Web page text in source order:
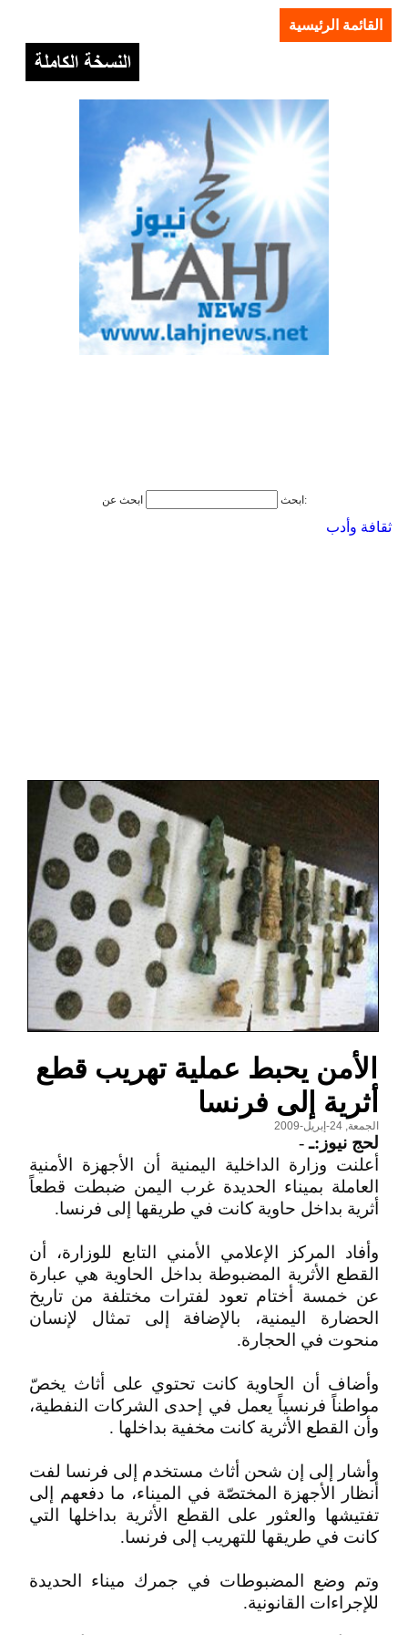
القائمة الرئيسية
ابحث ابحث عن:
ثقافة وأدب
الأمن يحبط عملية تهريب قطع
أثرية إلى فرنسا
الجمعة, 24-إبريل-2009
لحج نيوز:ـ-
أعلنت وزارة الداخلية اليمنية أن الأجهزة الأمنية
العاملة بميناء الحديدة غرب اليمن ضبطت قطعاً
أثرية بداخل حاوية كانت في طريقها إلى فرنسا.
وأفاد المركز الإعلامي الأمني التابع للوزارة، أن
القطع الأثرية المضبوطة بداخل الحاوية هي عبارة
عن خمسة أختام تعود لفترات مختلفة من تاريخ
الحضارة اليمنية، بالإضافة إلى تمثال لإنسان
منحوت في الحجارة.
وأضاف أن الحاوية كانت تحتوي على أثاث يخصّ
مواطناً فرنسياً يعمل في إحدى الشركات النفطية،
وأن القطع الأثرية كانت مخفية بداخلها .
وأشار إلى إن شحن أثاث مستخدم إلى فرنسا لفت
أنظار الأجهزة المختصّة في الميناء، ما دفعهم إلى
تفتيشها والعثور على القطع الأثرية بداخلها التي
كانت في طريقها للتهريب إلى فرنسا.
وتم وضع المضبوطات في جمرك ميناء الحديدة
للإجراءات القانونية.